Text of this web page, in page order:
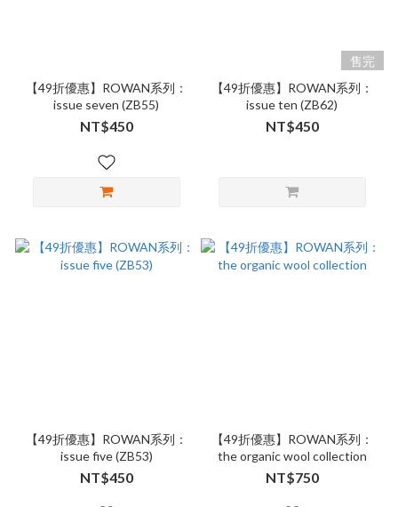
【49折優惠】ROWAN系列：
issue seven (ZB55)
NT$450
售完
【49折優惠】ROWAN系列：
issue ten (ZB62)
NT$450
【49折優惠】ROWAN系列：
issue five (ZB53)
NT$450
【49折優惠】ROWAN系列：
the organic wool collection
NT$750